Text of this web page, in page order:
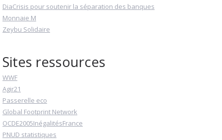
DiaCrisis pour soutenir la séparation des banques
Monnaie M
Zeybu Solidaire
Sites ressources
WWF
Agir21
Passerelle eco
Global Footprint Network
OCDE2005InégalitésFrance
PNUD statistiques